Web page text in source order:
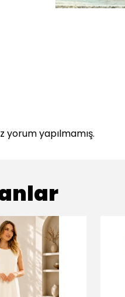
yorum yapılmamış.